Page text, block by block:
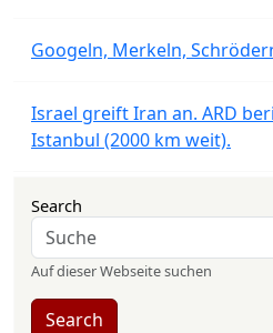
Googeln, Merkeln,
Israel greift Iran an. ARD
Istanbul (2000 km weit).
Search
Auf dieser Webseite suchen
Search